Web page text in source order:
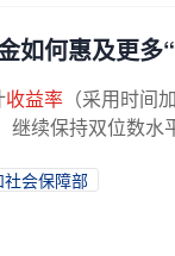
如何惠及更多
收益率 （采用时
续保持双位数水
会保障部